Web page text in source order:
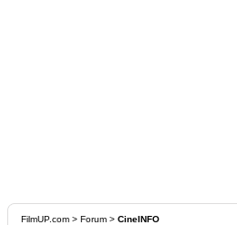
FilmUP.com > Forum > CineINFO